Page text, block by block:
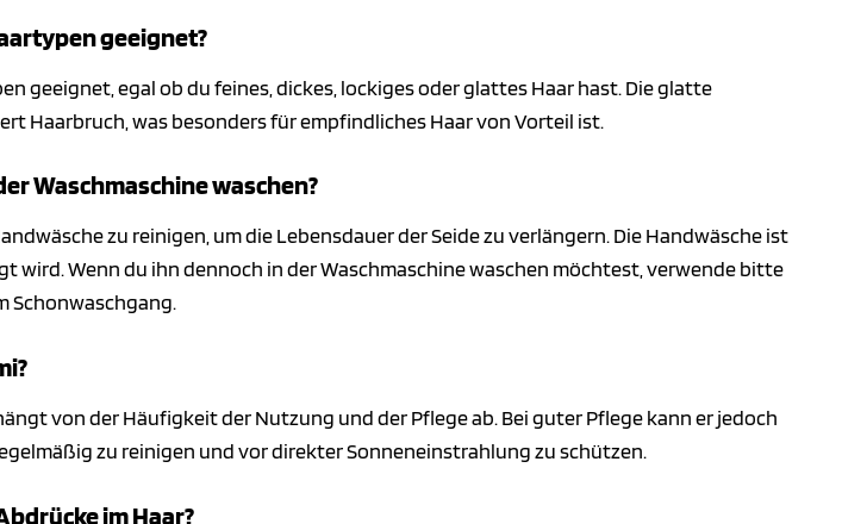
geeignet?
geeignet, egal ob du feines, dickes, lockiges oder glattes Haar hast. Die glatte
Haarbruch, was besonders für empfindliches Haar von Vorteil ist.
Waschmaschine waschen?
zu reinigen, um die Lebensdauer der Seide zu verlängern. Die Handwäsche ist
wird. Wenn du ihn dennoch in der Waschmaschine waschen möchtest, verwende bitte
Schonwaschgang.
von der Häufigkeit der Nutzung und der Pflege ab. Bei guter Pflege kann er jedoch
zu reinigen und vor direkter Sonneneinstrahlung zu schützen.
im Haar?